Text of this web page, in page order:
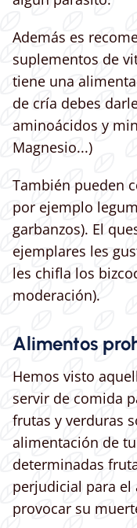
Además es
suplementos de
tiene una
de cría debes
aminoácidos y
Magnesio...)
También pueden
por ejemplo
garbanzos). El
ejemplares les
les chifla los
moderación).
Alimentos
Hemos visto
servir de comida
frutas y verduras
alimentación de
determinadas
perjudicial para
provocar su